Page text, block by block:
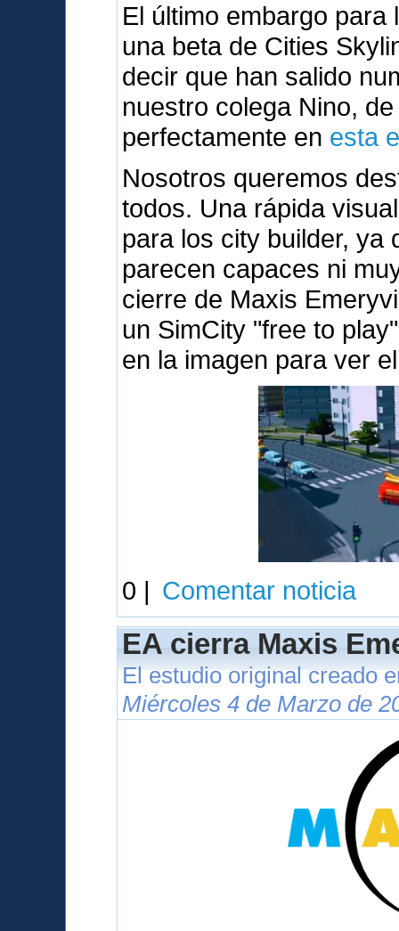
El último embargo
una beta de Cities
decir que han salido
nuestro colega Nino,
perfectamente en esta
Nosotros queremos
todos. Una rápida
para los city builder, ya
parecen capaces ni
cierre de Maxis
un SimCity "free to
en la imagen para ver
0 | Comentar noticia
EA cierra Maxis
El estudio original creado
Miércoles 4 de Marzo de